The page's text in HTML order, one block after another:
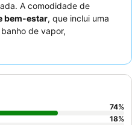
A comodidade de
bem-estar, que inclui uma
de vapor,
lago. Os hóspedes elogiam
ofertas culinárias,
almoço com produtos
Para a melhor
vista para o lago ou para a
74%
18%